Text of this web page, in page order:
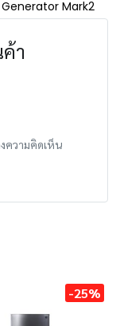
Mark2
า
ความคิดเห็น
-25%